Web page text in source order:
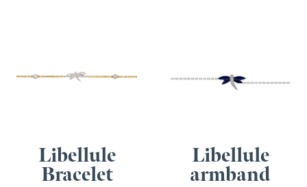
Libellule
Bracelet
Libellule
armband